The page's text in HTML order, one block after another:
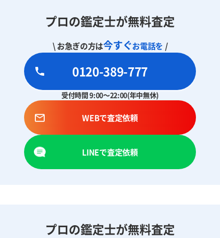
プロの鑑定士が無料査定
\ お急ぎの方は今すぐお電話を /
0120-389-777
受付時間 9:00～22:00(年中無休)
WEBで査定依頼
LINEで査定依頼
プロの鑑定士が無料査定